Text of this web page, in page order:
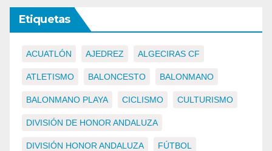
Etiquetas
ACUATLÓN AJEDREZ ALGECIRAS CF
ATLETISMO BALONCESTO BALONMANO
BALONMANO PLAYA CICLISMO CULTURISMO
DIVISIÓN DE HONOR ANDALUZA
DIVISIÓN HONOR ANDALUZA FÚTBOL